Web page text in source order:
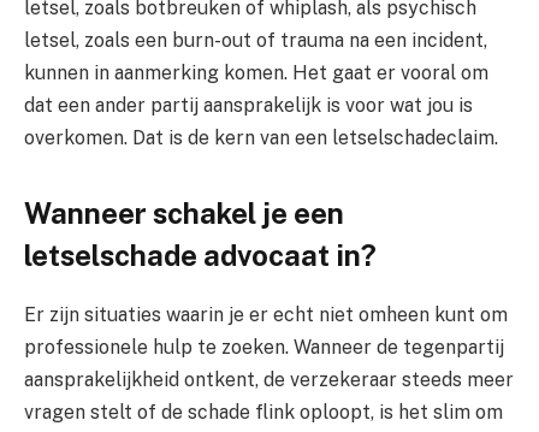
letsel, zoals botbreuken of whiplash, als psychisch
letsel, zoals een burn-out of trauma na een incident,
kunnen in aanmerking komen. Het gaat er vooral om
dat een ander partij aansprakelijk is voor wat jou is
overkomen. Dat is de kern van een letselschadeclaim.
Wanneer schakel je een
letselschade advocaat in?
Er zijn situaties waarin je er echt niet omheen kunt om
professionele hulp te zoeken. Wanneer de tegenpartij
aansprakelijkheid ontkent, de verzekeraar steeds meer
vragen stelt of de schade flink oploopt, is het slim om